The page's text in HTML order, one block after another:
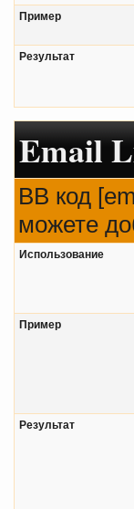
Пример
Результат
Email
BB код
можете
Использование
Пример
Результат